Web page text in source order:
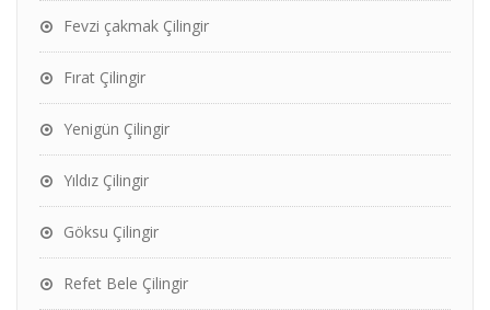
Fevzi çakmak Çilingir
Fırat Çilingir
Yenigün Çilingir
Yıldız Çilingir
Göksu Çilingir
Refet Bele Çilingir